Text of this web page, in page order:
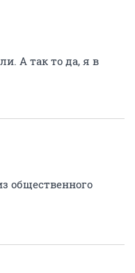
А так то да, я в
общественного